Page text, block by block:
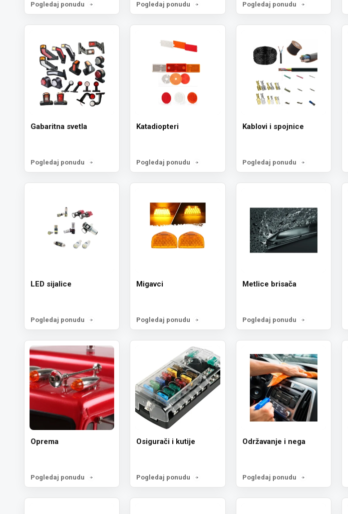
Pogledaj ponudu Pogledaj ponudu Pogledaj ponudu
Gabaritna svetla
Pogledaj ponudu
Katadiopteri
Pogledaj ponudu
Kablovi i spojnice
Pogledaj ponudu
LED sijalice
Pogledaj ponudu
Migavci
Pogledaj ponudu
Metlice brisača
Pogledaj ponudu
Oprema
Pogledaj ponudu
Osigurači i kutije
Pogledaj ponudu
Održavanje i nega
Pogledaj ponudu